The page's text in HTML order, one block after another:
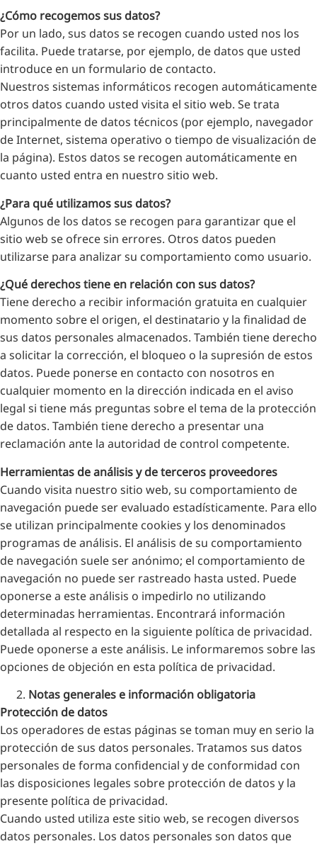
¿Cómo recogemos sus datos?
Por un lado, sus datos se recogen cuando usted nos los
facilita. Puede tratarse, por ejemplo, de datos que usted
introduce en un formulario de contacto.
Nuestros sistemas informáticos recogen automáticamente
otros datos cuando usted visita el sitio web. Se trata
principalmente de datos técnicos (por ejemplo, navegador
de Internet, sistema operativo o tiempo de visualización de
la página). Estos datos se recogen automáticamente en
cuanto usted entra en nuestro sitio web.
¿Para qué utilizamos sus datos?
Algunos de los datos se recogen para garantizar que el
sitio web se ofrece sin errores. Otros datos pueden
utilizarse para analizar su comportamiento como usuario.
¿Qué derechos tiene en relación con sus datos?
Tiene derecho a recibir información gratuita en cualquier
momento sobre el origen, el destinatario y la finalidad de
sus datos personales almacenados. También tiene derecho
a solicitar la corrección, el bloqueo o la supresión de estos
datos. Puede ponerse en contacto con nosotros en
cualquier momento en la dirección indicada en el aviso
legal si tiene más preguntas sobre el tema de la protección
de datos. También tiene derecho a presentar una
reclamación ante la autoridad de control competente.
Herramientas de análisis y de terceros proveedores
Cuando visita nuestro sitio web, su comportamiento de
navegación puede ser evaluado estadísticamente. Para ello
se utilizan principalmente cookies y los denominados
programas de análisis. El análisis de su comportamiento
de navegación suele ser anónimo; el comportamiento de
navegación no puede ser rastreado hasta usted. Puede
oponerse a este análisis o impedirlo no utilizando
determinadas herramientas. Encontrará información
detallada al respecto en la siguiente política de privacidad.
Puede oponerse a este análisis. Le informaremos sobre las
opciones de objeción en esta política de privacidad.
Notas generales e información obligatoria
Protección de datos
Los operadores de estas páginas se toman muy en serio la
protección de sus datos personales. Tratamos sus datos
personales de forma confidencial y de conformidad con
las disposiciones legales sobre protección de datos y la
presente política de privacidad.
Cuando usted utiliza este sitio web, se recogen diversos
datos personales. Los datos personales son datos que